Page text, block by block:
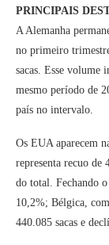
PRINCIPAIS
A Alemanha
no primeiro
sacas. Esse volume
mesmo período de
país no intervalo.
Os EUA aparecem
representa recuo
do total. Fechando
10,2%; Bélgica,
440.085 sacas e